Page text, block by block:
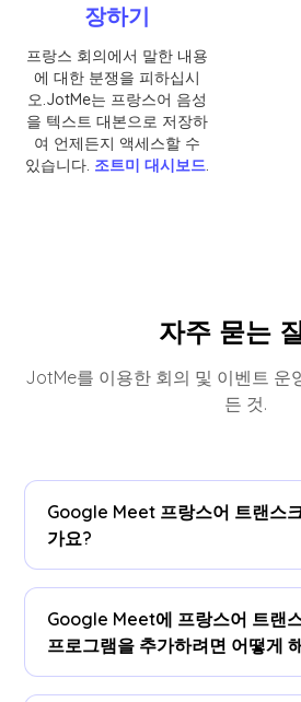
장하기
프랑스 회의에서 말한 내용
에 대한 분쟁을 피하십시
오.JotMe는 프랑스어 음성
을 텍스트 대본으로 저장하
여 언제든지 액세스할 수
있습니다. 조트미 대시보드.
자주 묻는
JotMe를 이용한 회의 및 이벤트 운
든 것.
Google Meet 프랑스어 트랜스
가요?
Google Meet에 프랑스어 트랜
프로그램을 추가하려면 어떻게